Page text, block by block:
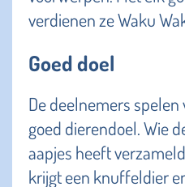
verdienen ze Waku
Goed doel
De deelnemers
goed dierendoel. Wie
aapjes heeft
krijgt een knuffeldier